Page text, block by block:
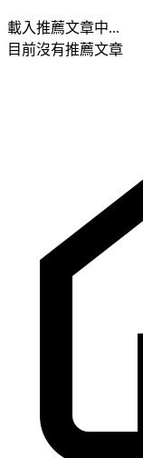
載入推薦文章中...
目前沒有推薦文章